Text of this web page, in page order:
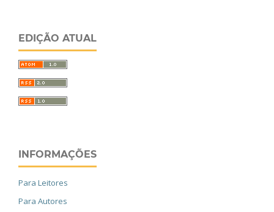
EDIÇÃO ATUAL
INFORMAÇÕES
Para Leitores
Para Autores